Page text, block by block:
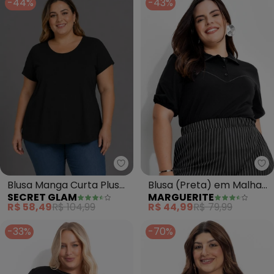
-44%
Secret Glam - Blusa Manga
Blusa Manga Curta Plus
Size (Preto)
SECRET GLAM
R$ 58,49R$ 104,99
-43%
Blusa (Preta) em Malha
de Algodão
MARGUERITE
R$ 44,99R$ 79,99
-33%
-70%